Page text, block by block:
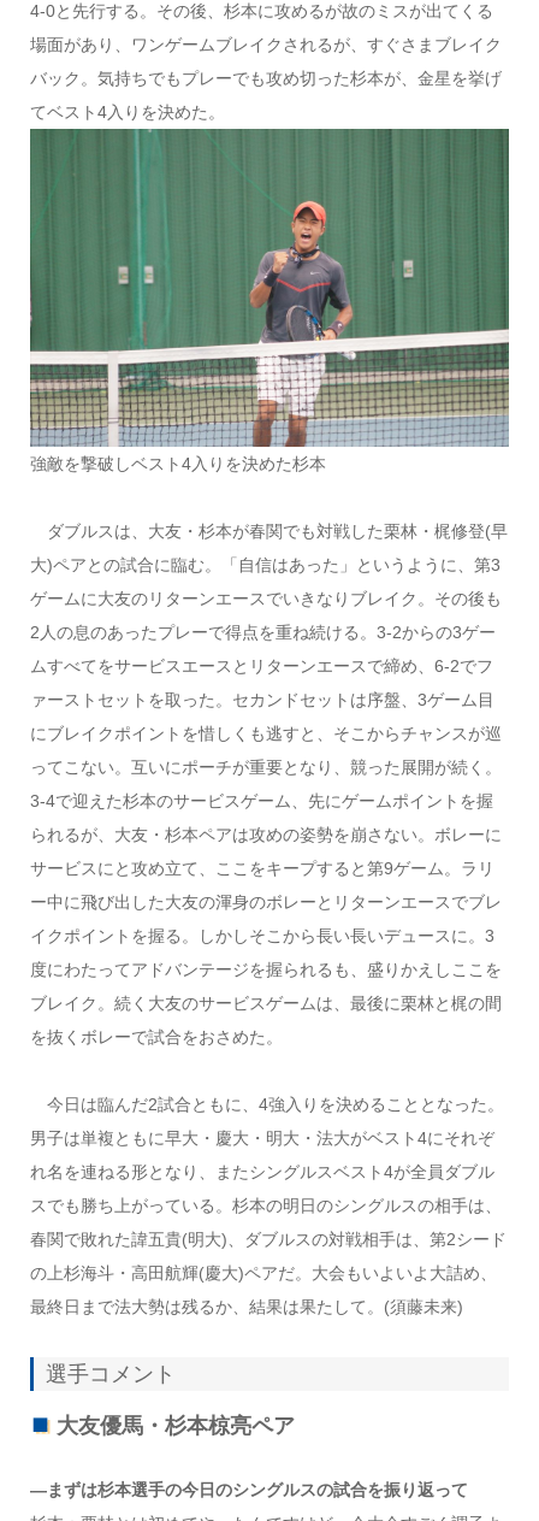
4-0と先行する。その後、杉本に攻めるが故のミスが出てくる
場面があり、ワンゲームブレイクされるが、すぐさまブレイク
バック。気持ちでもプレーでも攻め切った杉本が、金星を挙げ
てベスト4入りを決めた。
強敵を撃破しベスト4入りを決めた杉本
ダブルスは、大友・杉本が春関でも対戦した栗林・梶修登(早
大)ペアとの試合に臨む。「自信はあった」というように、第3
ゲームに大友のリターンエースでいきなりブレイク。その後も
2人の息のあったプレーで得点を重ね続ける。3-2からの3ゲー
ムすべてをサービスエースとリターンエースで締め、6-2でフ
ァーストセットを取った。セカンドセットは序盤、3ゲーム目
にブレイクポイントを惜しくも逃すと、そこからチャンスが巡
ってこない。互いにポーチが重要となり、競った展開が続く。
3-4で迎えた杉本のサービスゲーム、先にゲームポイントを握
られるが、大友・杉本ペアは攻めの姿勢を崩さない。ボレーに
サービスにと攻め立て、ここをキープすると第9ゲーム。ラリ
ー中に飛び出した大友の渾身のボレーとリターンエースでブレ
イクポイントを握る。しかしそこから長い長いデュースに。3
度にわたってアドバンテージを握られるも、盛りかえしここを
ブレイク。続く大友のサービスゲームは、最後に栗林と梶の間
を抜くボレーで試合をおさめた。
今日は臨んだ2試合ともに、4強入りを決めることとなった。
男子は単複ともに早大・慶大・明大・法大がベスト4にそれぞ
れ名を連ねる形となり、またシングルスベスト4が全員ダブル
スでも勝ち上がっている。杉本の明日のシングルスの相手は、
春関で敗れた諱五貴(明大)、ダブルスの対戦相手は、第2シード
の上杉海斗・高田航輝(慶大)ペアだ。大会もいよいよ大詰め、
最終日まで法大勢は残るか、結果は果たして。(須藤未来)
選手コメント
大友優馬・杉本椋亮ペア
―まずは杉本選手の今日のシングルスの試合を振り返って